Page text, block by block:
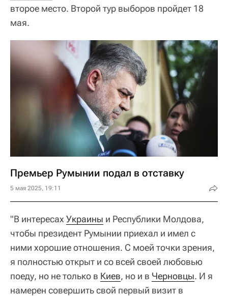
второе место. Второй тур выборов пройдет 18
мая.
Премьер Румынии подал в отставку
5 мая 2025, 19:11
"В интересах Украины и Республики Молдова,
чтобы президент Румынии приехал и имел с
ними хорошие отношения. С моей точки зрения,
я полностью открыт и со всей своей любовью
поеду, но не только в Киев, но и в Черновцы. И я
намерен совершить свой первый визит в